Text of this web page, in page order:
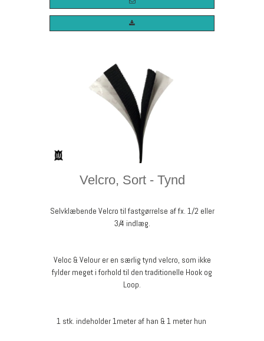
Velcro, Sort - Tynd
Selvklæbende Velcro til fastgørrelse af fx. 1/2 eller
3/4 indlæg.
Veloc & Velour er en særlig tynd velcro, som ikke
fylder meget i forhold til den traditionelle Hook og
Loop.
1 stk. indeholder 1meter af han & 1 meter hun